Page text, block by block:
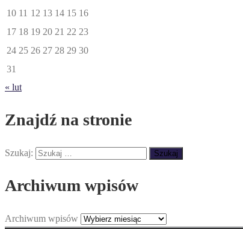
10 11 12 13 14 15 16
17 18 19 20 21 22 23
24 25 26 27 28 29 30
31
« lut
Znajdź na stronie
Szukaj:
Archiwum wpisów
Archiwum wpisów